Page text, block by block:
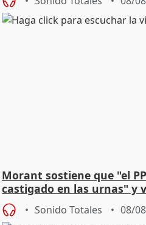
Morant sostiene que "el
castigado en las urnas" y
cambio"
Sonido Totales 08/